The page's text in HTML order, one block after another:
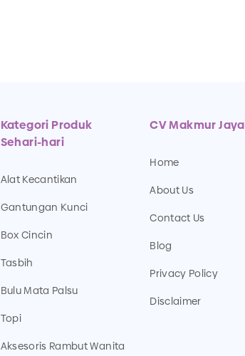
Kategori Produk
Sehari-hari
Alat Kecantikan
Gantungan Kunci
Box Cincin
Tasbih
Bulu Mata Palsu
Topi
Aksesoris Rambut Wanita
CV Makmur Jaya
Home
About Us
Contact Us
Blog
Privacy Policy
Disclaimer